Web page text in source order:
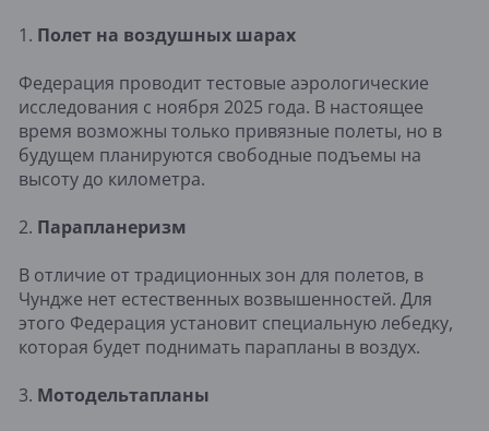
1. Полет на воздушных шарах
Федерация проводит тестовые аэрологические
исследования с ноября 2025 года. В настоящее
время возможны только привязные полеты, но в
будущем планируются свободные подъемы на
высоту до километра.
2. Парапланеризм
В отличие от традиционных зон для полетов, в
Чундже нет естественных возвышенностей. Для
этого Федерация установит специальную лебедку,
которая будет поднимать парапланы в воздух.
3. Мотодельтапланы